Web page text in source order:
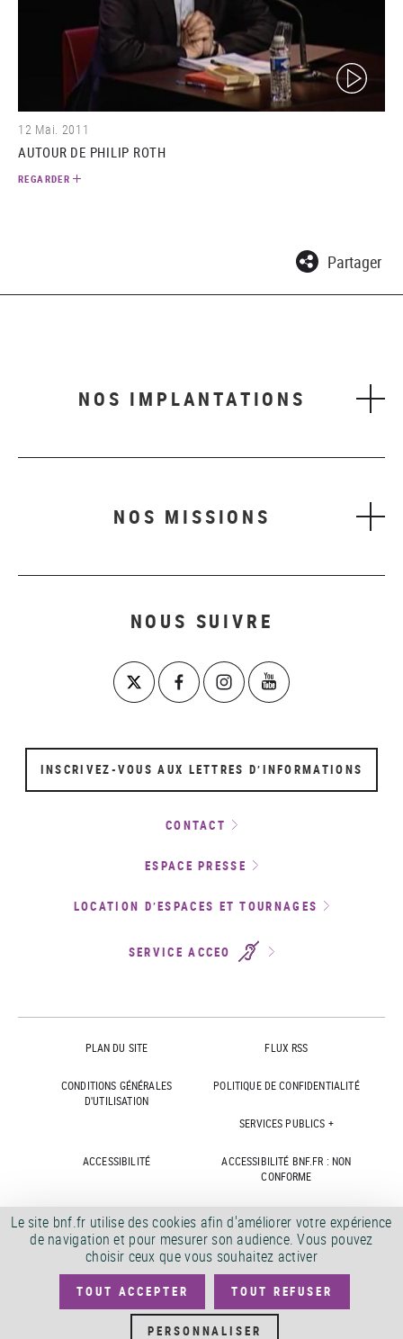
(video)
12 Mai. 2011
AUTOUR DE PHILIP ROTH
REGARDER
Partager
NOS IMPLANTATIONS
NOS MISSIONS
NOUS SUIVRE
INSCRIVEZ-VOUS AUX LETTRES D’INFORMATIONS
CONTACT
ESPACE PRESSE
LOCATION D’ESPACES ET TOURNAGES
SERVICE ACCEO
PLAN DU SITE FLUX RSS
CONDITIONS GÉNÉRALES
D'UTILISATION
POLITIQUE DE CONFIDENTIALITÉ
SERVICES PUBLICS +
ACCESSIBILITÉ
ACCESSIBILITÉ BNF.FR : NON
CONFORME
MARCHÉS PUBLICS OFFRES D'EMPLOI
DÉMATÉRIALISATION FACTURES CRÉDITS
©
Le site bnf.fr utilise des cookies afin d'améliorer votre expérience
de navigation et pour mesurer son audience. Vous pouvez
choisir ceux que vous souhaitez activer
TOUT ACCEPTER TOUT REFUSER
PERSONNALISER